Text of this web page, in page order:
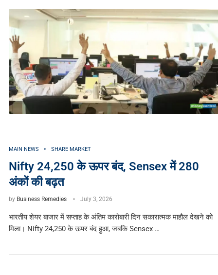
MAIN NEWS SHARE MARKET
Nifty 24,250 के ऊपर बंद, Sensex में 280
अंकों की बढ़त
by Business Remedies July 3, 2026
भारतीय शेयर बाजार में सप्ताह के अंतिम कारोबारी दिन सकारात्मक माहौल देखने को
मिला। Nifty 24,250 के ऊपर बंद हुआ, जबकि Sensex …